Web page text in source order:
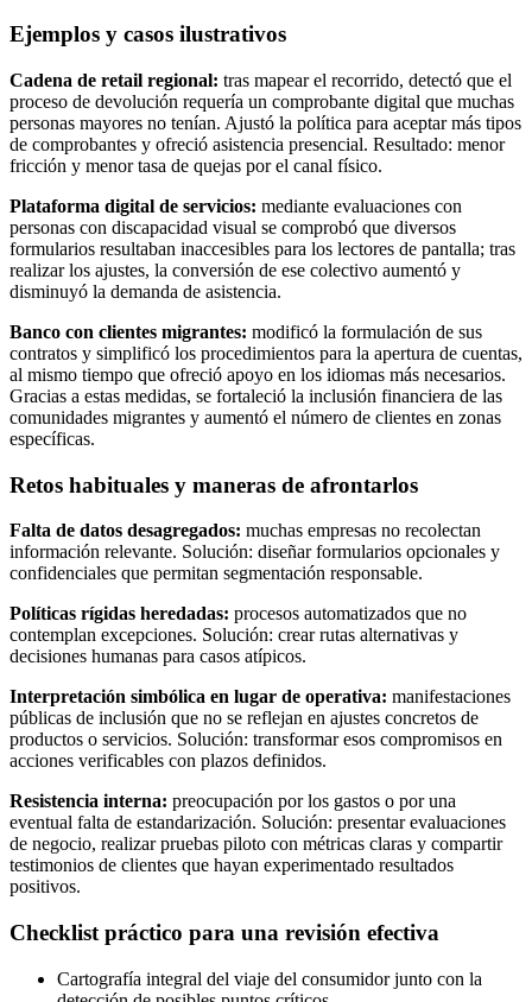
Ejemplos y casos ilustrativos
Cadena de retail regional: tras mapear el recorrido, detectó que el
proceso de devolución requería un comprobante digital que muchas
personas mayores no tenían. Ajustó la política para aceptar más tipos
de comprobantes y ofreció asistencia presencial. Resultado: menor
fricción y menor tasa de quejas por el canal físico.
Plataforma digital de servicios: mediante evaluaciones con
personas con discapacidad visual se comprobó que diversos
formularios resultaban inaccesibles para los lectores de pantalla; tras
realizar los ajustes, la conversión de ese colectivo aumentó y
disminuyó la demanda de asistencia.
Banco con clientes migrantes: modificó la formulación de sus
contratos y simplificó los procedimientos para la apertura de cuentas,
al mismo tiempo que ofreció apoyo en los idiomas más necesarios.
Gracias a estas medidas, se fortaleció la inclusión financiera de las
comunidades migrantes y aumentó el número de clientes en zonas
específicas.
Retos habituales y maneras de afrontarlos
Falta de datos desagregados: muchas empresas no recolectan
información relevante. Solución: diseñar formularios opcionales y
confidenciales que permitan segmentación responsable.
Políticas rígidas heredadas: procesos automatizados que no
contemplan excepciones. Solución: crear rutas alternativas y
decisiones humanas para casos atípicos.
Interpretación simbólica en lugar de operativa: manifestaciones
públicas de inclusión que no se reflejan en ajustes concretos de
productos o servicios. Solución: transformar esos compromisos en
acciones verificables con plazos definidos.
Resistencia interna: preocupación por los gastos o por una
eventual falta de estandarización. Solución: presentar evaluaciones
de negocio, realizar pruebas piloto con métricas claras y compartir
testimonios de clientes que hayan experimentado resultados
positivos.
Checklist práctico para una revisión efectiva
Cartografía integral del viaje del consumidor junto con la